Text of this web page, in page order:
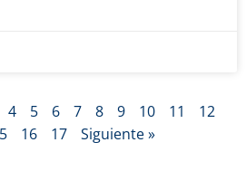
4 5 6 7 8 9 10 11
12
16 17 Siguiente »